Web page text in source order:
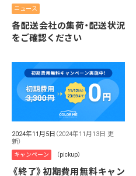
ニュース
各配送会社の集荷・配送状況
をご確認ください
2024年11月5日 （2024年11月13日 更
新）
キャンペーン （pickup）
《終了》初期費用無料キャン